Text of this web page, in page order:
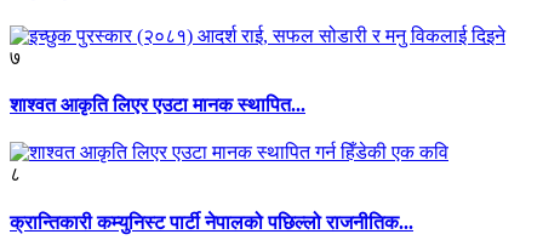
७
शाश्वत आकृति लिएर एउटा मानक स्थापित...
८
क्रान्तिकारी कम्युनिस्ट पार्टी नेपालको पछिल्लो राजनीतिक...